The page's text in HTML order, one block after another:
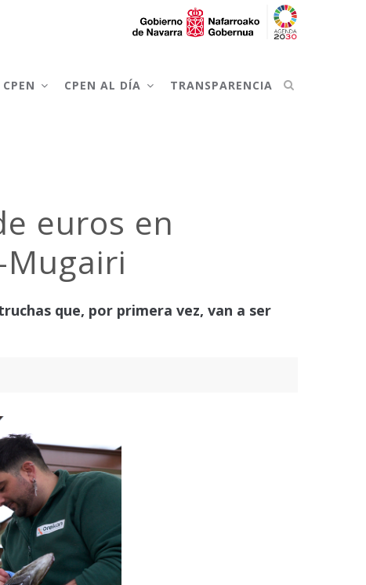
CPEN AL DÍA TRANSPARENCIA
euros en
que, por primera vez, van a ser